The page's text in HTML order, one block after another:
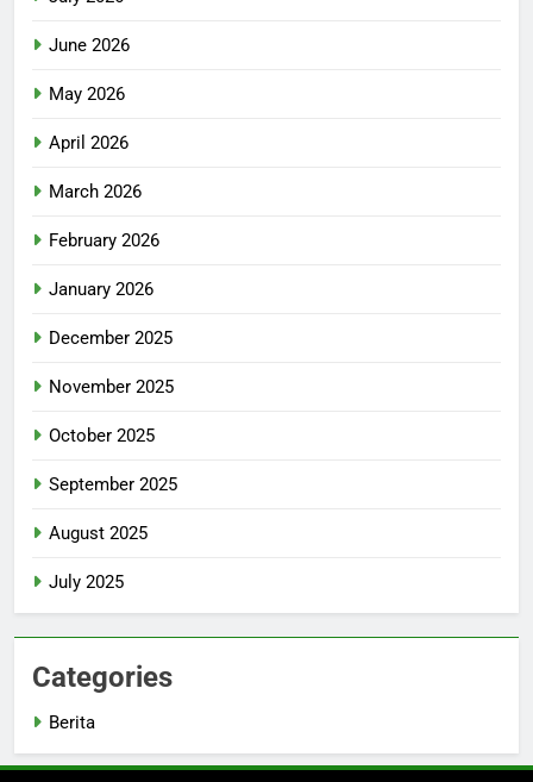
June 2026
May 2026
April 2026
March 2026
February 2026
January 2026
December 2025
November 2025
October 2025
September 2025
August 2025
July 2025
Categories
Berita